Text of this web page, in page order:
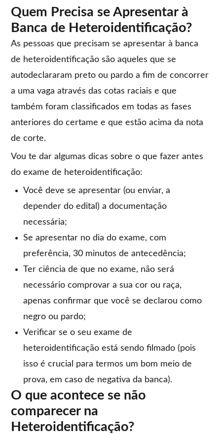
Quem Precisa se Apresentar à
Banca de Heteroidentificação?
As pessoas que precisam se apresentar à banca
de heteroidentificação são aqueles que se
autodeclararam preto ou pardo a fim de concorrer
a uma vaga através das cotas raciais e que
também foram classificados em todas as fases
anteriores do certame e que estão acima da nota
de corte.
Vou te dar algumas dicas sobre o que fazer antes
do exame de heteroidentificação:
Você deve se apresentar (ou enviar, a
depender do edital) a documentação
necessária;
Se apresentar no dia do exame, com
preferência, 30 minutos de antecedência;
Ter ciência de que no exame, não será
necessário comprovar a sua cor ou raça,
apenas confirmar que você se declarou como
negro ou pardo;
Verificar se o seu exame de
heteroidentificação está sendo filmado (pois
isso é crucial para termos um bom meio de
prova, em caso de negativa da banca).
O que acontece se não
comparecer na
Heteroidentificação?